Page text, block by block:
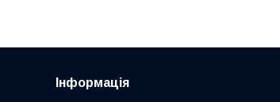
Інформація